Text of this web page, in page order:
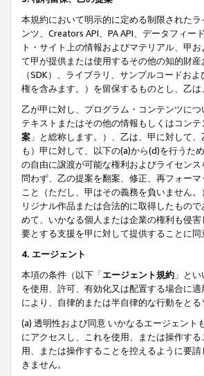
本規約において明示的に定める制限された
ンツ、Creators API、PA API、データフィ
ト・サイト上の情報およびマテリアル、甲
て甲が提供または使用するその他の知的財
（SDK）、ライブラリ、サンプルコードお
権を含みます。）を留保するものとし、乙
乙が甲に対し、プログラム・コンテンツに
テキストまたはその他の情報もしくはコン
案 」と総称します。）、乙は、甲に対して
も）甲に対して、以下の(a)から(d)を行うた
の自由に譲渡が可能な権利およびライセン
問わず、乙の提案を翻案、修正、再フォー
こと（ただし、甲はその義務を負いません
リジナル作品または合法的に取得したもの
めて、いかなる個人または企業の権利も侵
要とする支援を甲に対して提供することに同
4. エージェント
本項の条件（以下「エージェント規約 」と
を使用、許可、有効化又は配置する場合に
により、自律的または半自律的な行動をと
(a) 透明性および同意 いかなるエージェン
にアクセスし、これを使用、または操作す
用、または操作することを控えるように要
きません。